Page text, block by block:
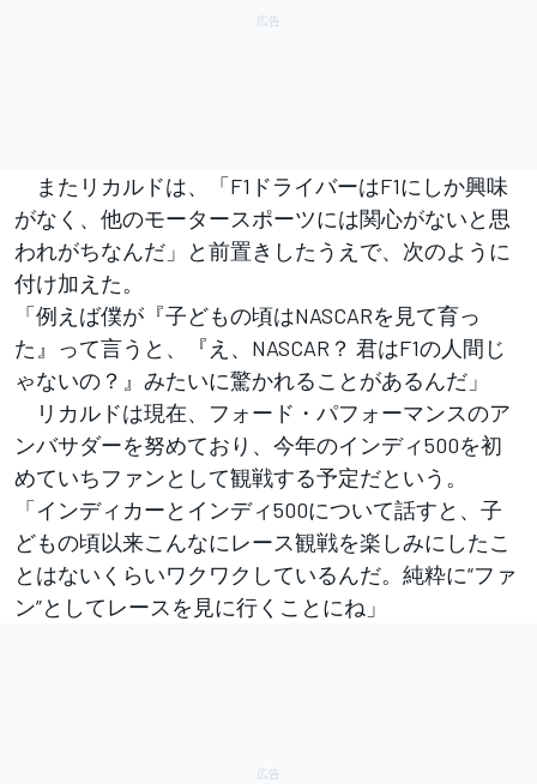
またリカルドは、「F1ドライバーはF1にしか興味
がなく、他のモータースポーツには関心がないと思
われがちなんだ」と前置きしたうえで、次のように
付け加えた。
「例えば僕が『子どもの頃はNASCARを見て育っ
た』って言うと、『え、NASCAR？ 君はF1の人間じ
ゃないの？』みたいに驚かれることがあるんだ」
リカルドは現在、フォード・パフォーマンスのア
ンバサダーを努めており、今年のインディ500を初
めていちファンとして観戦する予定だという。
「インディカーとインディ500について話すと、子
どもの頃以来こんなにレース観戦を楽しみにしたこ
とはないくらいワクワクしているんだ。純粋に“ファ
ン”としてレースを見に行くことにね」